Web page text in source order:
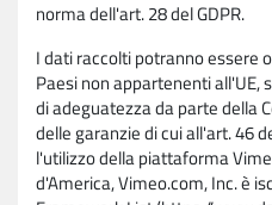
norma dell'art. 28 del GDPR.
I dati raccolti potranno essere
Paesi non appartenenti all'UE,
di adeguatezza da parte della
delle garanzie di cui all'art. 46
l'utilizzo della piattaforma
d'America, Vimeo.com, Inc. è